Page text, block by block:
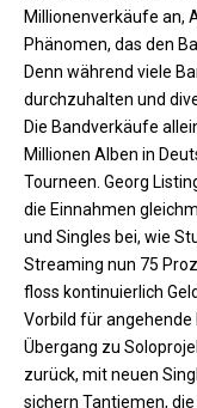
Millionenverkäufe an,
Phänomen, das den
Denn während viele
durchzuhalten und
Die Bandverkäufe
Millionen Alben in
Tourneen. Georg
die Einnahmen
und Singles bei, wie
Streaming nun 75
floss kontinuierlich
Vorbild für angehende
Übergang zu
zurück, mit neuen
sichern Tantiemen,